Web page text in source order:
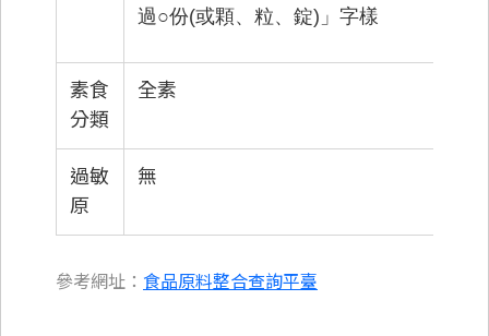
過○份(或顆、粒、錠)」字樣
素食
分類
全素
過敏
原
無
參考網址： 食品原料整合查詢平臺